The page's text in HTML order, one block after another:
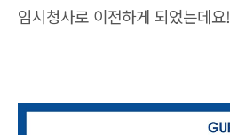
임시청사로 이전하게 되었는데요!